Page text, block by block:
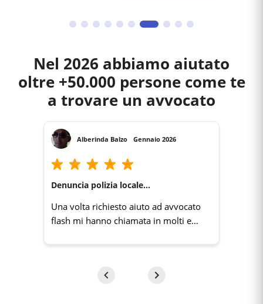
Nel 2026 abbiamo aiutato
oltre +50.000 persone come te
a trovare un avvocato
Alberinda Balzo Gennaio 2026
Denuncia polizia locale...
Una volta richiesto aiuto ad avvocato
flash mi hanno chiamata in molti e
utile.